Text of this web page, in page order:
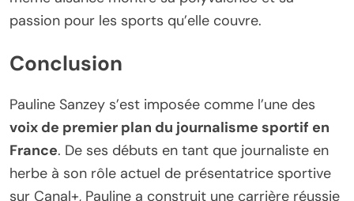
passion pour les sports qu’elle couvre.
Conclusion
Pauline Sanzey s’est imposée comme l’une des
voix de premier plan du journalisme sportif en
France. De ses débuts en tant que journaliste en
herbe à son rôle actuel de présentatrice sportive
sur Canal+, Pauline a construit une carrière réussie